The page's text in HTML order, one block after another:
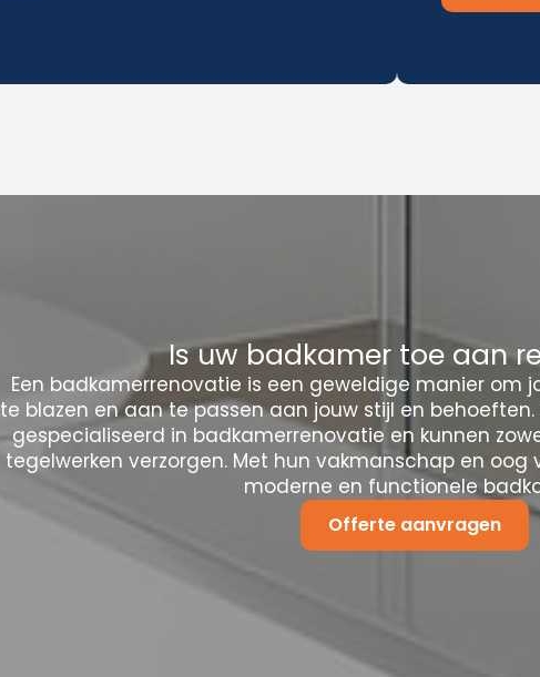
Is uw badkamer toe aan
Een badkamerrenovatie is een geweldige manier om
te blazen en aan te passen aan jouw stijl en behoeften.
gespecialiseerd in badkamerrenovatie en kunnen
tegelwerken verzorgen. Met hun vakmanschap en oog
moderne en functionele
Offerte aanvragen